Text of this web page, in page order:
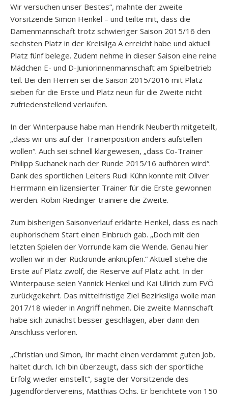
Wir versuchen unser Bestes“, mahnte der zweite
Vorsitzende Simon Henkel – und teilte mit, dass die
Damenmannschaft trotz schwieriger Saison 2015/16 den
sechsten Platz in der Kreisliga A erreicht habe und aktuell
Platz fünf belege. Zudem nehme in dieser Saison eine reine
Mädchen E- und D-Juniorinnenmannschaft am Spielbetrieb
teil. Bei den Herren sei die Saison 2015/2016 mit Platz
sieben für die Erste und Platz neun für die Zweite nicht
zufriedenstellend verlaufen.
In der Winterpause habe man Hendrik Neuberth mitgeteilt,
„dass wir uns auf der Trainerposition anders aufstellen
wollen“. Auch sei schnell klargewesen, „dass Co-Trainer
Philipp Suchanek nach der Runde 2015/16 aufhören wird“.
Dank des sportlichen Leiters Rudi Kühn konnte mit Oliver
Herrmann ein lizensierter Trainer für die Erste gewonnen
werden. Robin Riedinger trainiere die Zweite.
Zum bisherigen Saisonverlauf erklärte Henkel, dass es nach
euphorischem Start einen Einbruch gab. „Doch mit den
letzten Spielen der Vorrunde kam die Wende. Genau hier
wollen wir in der Rückrunde anknüpfen.“ Aktuell stehe die
Erste auf Platz zwölf, die Reserve auf Platz acht. In der
Winterpause seien Yannick Henkel und Kai Ullrich zum FVÖ
zurückgekehrt. Das mittelfristige Ziel Bezirksliga wolle man
2017/18 wieder in Angriff nehmen. Die zweite Mannschaft
habe sich zunächst besser geschlagen, aber dann den
Anschluss verloren.
„Christian und Simon, Ihr macht einen verdammt guten Job,
haltet durch. Ich bin überzeugt, dass sich der sportliche
Erfolg wieder einstellt“, sagte der Vorsitzende des
Jugendfördervereins, Matthias Ochs. Er berichtete von 150